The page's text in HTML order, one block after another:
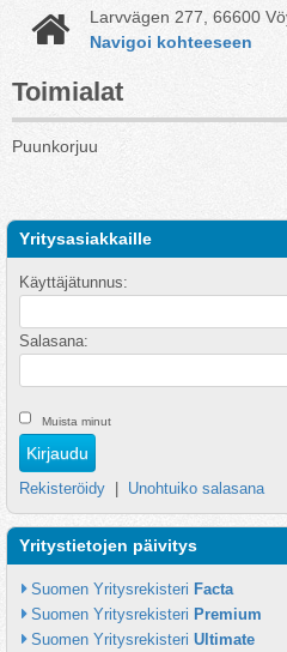
Larvvägen 277, 66600
Navigoi kohteeseen
Toimialat
Puunkorjuu
Yritysasiakkaille
Käyttäjätunnus:
Salasana:
Muista minut
Rekisteröidy Unohtuiko salasana
Yritystietojen päivitys
Suomen Yritysrekisteri Facta
Suomen Yritysrekisteri Premium
Suomen Yritysrekisteri Ultimate